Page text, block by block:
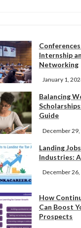
Internship
Networking
January 1,
Balancing
Guide
December 29,
Landing
Industries:
December 26,
How
Can Boost
Prospects